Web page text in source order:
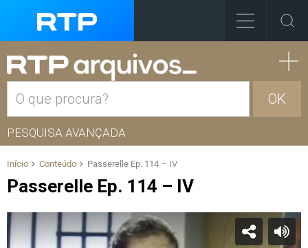
OK
PESQUISA AVANÇADA
Início Conteúdo Passerelle Ep. 114 – IV
Passerelle Ep. 114 – IV